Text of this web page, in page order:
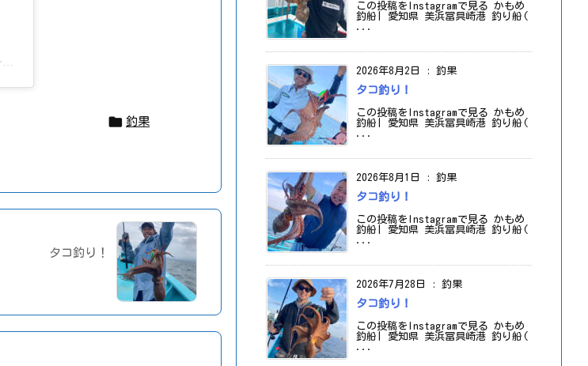
 釣果
タコ釣り！
この投稿をInstagramで見る かもめ
釣船| 愛知県 美浜冨具崎港 釣り船(
...
2026年8月2日 : 釣果
タコ釣り！
この投稿をInstagramで見る かもめ
釣船| 愛知県 美浜冨具崎港 釣り船(
...
2026年8月1日 : 釣果
タコ釣り！
この投稿をInstagramで見る かもめ
釣船| 愛知県 美浜冨具崎港 釣り船(
...
2026年7月28日 : 釣果
タコ釣り！
この投稿をInstagramで見る かもめ
釣船| 愛知県 美浜冨具崎港 釣り船(
...